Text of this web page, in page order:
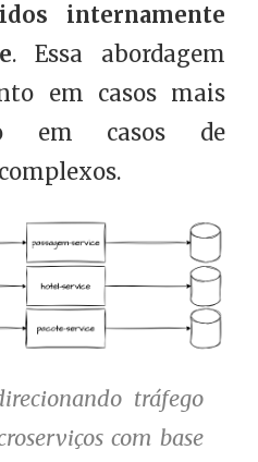
internamente
. Essa abordagem
em casos mais
em casos de
tráfego
com base